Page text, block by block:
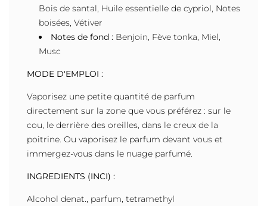
Bois de santal, Huile essentielle de cypriol, Notes
boisées, Vétiver
Notes de fond : Benjoin, Fève tonka, Miel,
Musc
MODE D'EMPLOI :
Vaporisez une petite quantité de parfum
directement sur la zone que vous préférez : sur le
cou, le derrière des oreilles, dans le creux de la
poitrine. Ou vaporisez le parfum devant vous et
immergez-vous dans le nuage parfumé.
INGREDIENTS (INCI) :
Alcohol denat., parfum, tetramethyl